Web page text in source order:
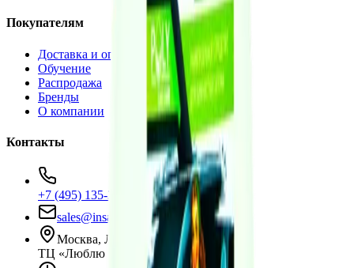
Покупателям
Доставка и оплата
Обучение
Распродажа
Бренды
О компании
Контакты
+7 (495) 135-35-99
sales@insafe.ru
Москва, Люблинская ул., 153.
ТЦ «Люблю Молл», -1 уровень